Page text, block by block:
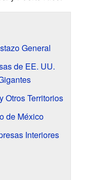
General
de EE. UU.
Otros Territorios
de México
Interiores